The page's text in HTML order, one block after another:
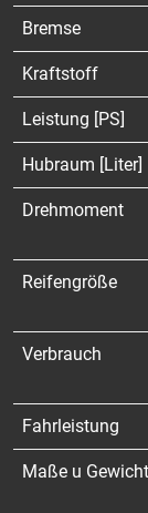
Bremse
Kraftstoff
Leistung [PS]
Hubraum [Liter]
Drehmoment
Reifengröße
Verbrauch
Fahrleistung
Maße u